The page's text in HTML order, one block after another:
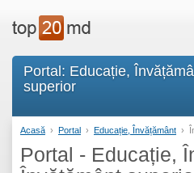
Portal: Educație,
superior
Acasă › Portal › Educație, Învățământ ›
Portal - Educație,